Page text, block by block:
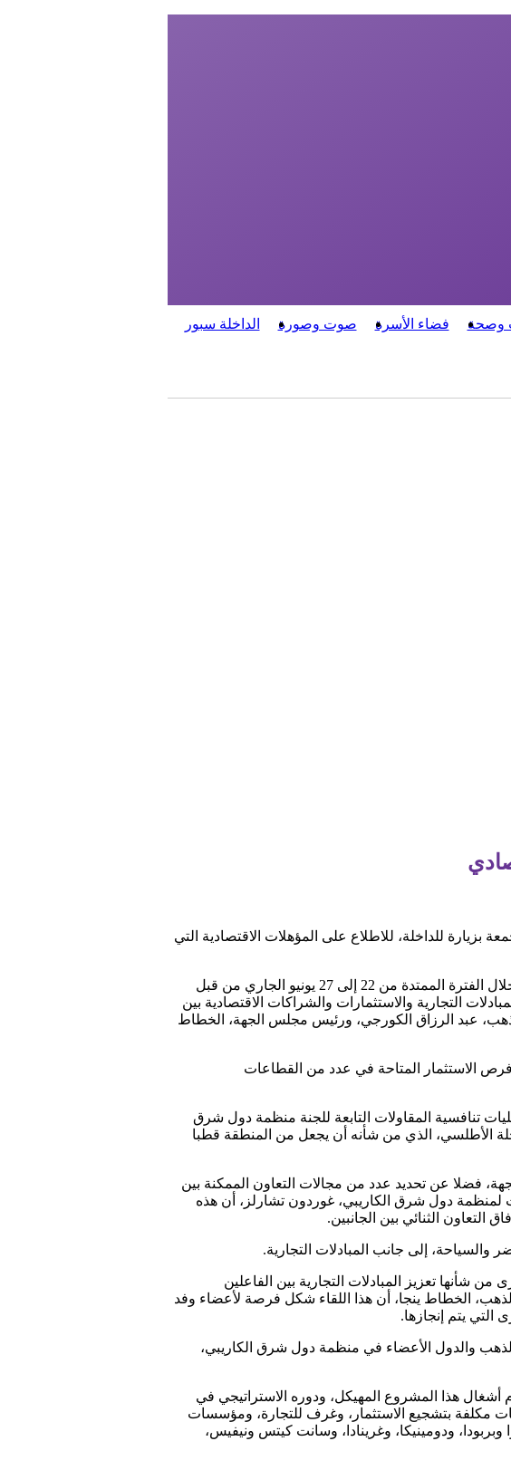
فضاء الأسرة صوت وصورة الداخلة سبور
للداخلة، للاطلاع على المؤهلات الاقتصادية التي
وتندرج هذه الزيارة في إطار أسبوع الترويج الاقتصادي لدول شرق الكاريبي بالمغرب، المنظم خلال الفترة الممتدة من 22 إلى 27 يونيو الجاري من قبل
التجارية والاستثمارات والشراكات الاقتصادية بين
الذهب، عبد الرزاق الكورجي، ورئيس مجلس الجهة، الخطاط
الاستثمار المتاحة في عدد من القطاعات
تنافسية المقاولات التابعة للجنة منظمة دول شرق
الأطلسي، الذي من شأنه أن يجعل من المنطقة قطبا
فضلا عن تحديد عدد من مجالات التعاون الممكنة بين
دول شرق الكاريبي، غوردون تشارلز، أن هذه
الثنائي بين الجانبين.
والسياحة، إلى جانب المبادلات التجارية.
شأنها تعزيز المبادلات التجارية بين الفاعلين
الخطاط ينجا، أن هذا اللقاء شكل فرصة لأعضاء وفد
التي يتم إنجازها.
الذهب والدول الأعضاء في منظمة دول شرق الكاريبي،
أشغال هذا المشروع المهيكل، ودوره الاستراتيجي في
مكلفة بتشجيع الاستثمار، وغرف للتجارة، ومؤسسات
ودومينيكا، وغرينادا، وسانت كيتس ونيفيس،